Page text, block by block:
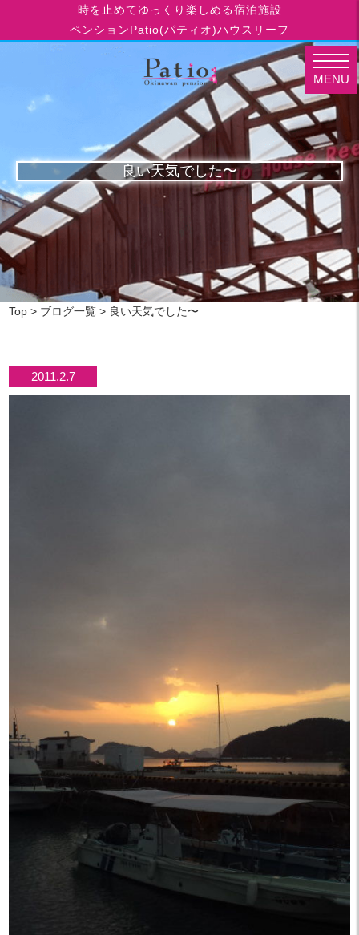
時を止めてゆっくり楽しめる宿泊施設
ペンションPatio(パティオ)ハウスリーフ
良い天気でした〜
Top > ブログ一覧 > 良い天気でした〜
2011.2.7
MENU